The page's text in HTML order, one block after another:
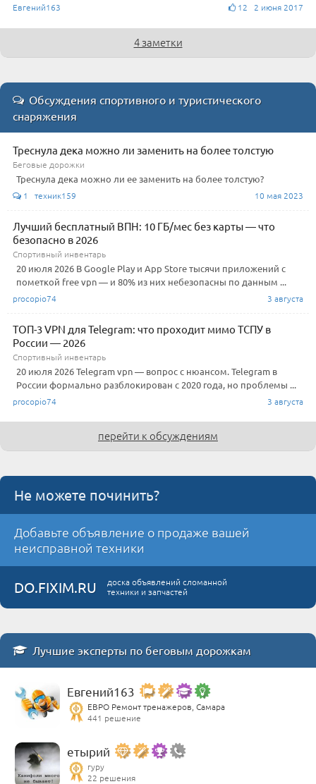
Евгений163 12 2 июня 2017
4 заметки
Обсуждения спортивного и туристического
снаряжения
Треснула дека можно ли заменить на более толстую
Беговые дорожки
Треснула дека можно ли ее заменить на более толстую?
1 техник159 10 мая 2023
Лучший бесплатный ВПН: 10 ГБ/мес без карты — что
безопасно в 2026
Спортивный инвентарь
20 июля 2026 В Google Play и App Store тысячи приложений с
пометкой free vpn — и 80% из них небезопасны по данным ...
procopio74 3 августа
ТОП-3 VPN для Telegram: что проходит мимо ТСПУ в
России — 2026
Спортивный инвентарь
20 июля 2026 Telegram vpn — вопрос с нюансом. Telegram в
России формально разблокирован с 2020 года, но проблемы ...
procopio74 3 августа
перейти к обсуждениям
Не можете починить?
Добавьте объявление о продаже вашей
неисправной техники
DO.FIXIM.RU
доска объявлений сломанной
техники и запчастей
Лучшие эксперты по беговым дорожкам
Евгений163
ЕВРО Ремонт тренажеров, Самара
441 решение
етырий
гуру
22 решения